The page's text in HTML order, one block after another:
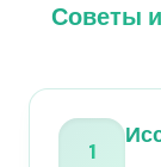
Советы
1